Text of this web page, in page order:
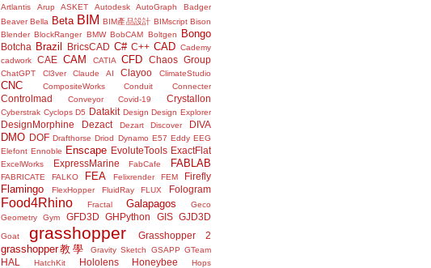
Artlantis Arup ASKET Autodesk AutoGraph
Badger
Beaver Bella Beta BIM BIM產品設計 BIMscript Bison
Blender BlockRanger BMW BobCAM Boltgen Bongo
Botcha Brazil BricsCAD C# C++ CAD Cademy
cadwork
CAE CAM CATIA CFD Chaos Group
ChatGPT Cl3ver Claude AI Clayoo ClimateStudio
CNC CompositeWorks Conduit Connecter
Controlmad Conveyor Covid-19 Crystallon
Cyberstrak Cyclops D5 Datakit Design Design Explorer
DesignMorphine Dezact Dezart Discover DIVA
DMO DOF Drafthorse Driod Dynamo E57 Eddy EEG
Elefont Ennoble Enscape EvoluteTools ExactFlat
ExcelWorks ExpressMarine FabCafe FABLAB
FABRICATE FALKO FEA Felixrender FEM Firefly
Flamingo FlexHopper FluidRay FLUX Fologram
Food4Rhino Fractal Galapagos
Geco
Geometry Gym
GFD3D GHPython GIS GJD3D
Goat grasshopper Grasshopper 2
grasshopper教學 Gravity Sketch GSAPP GTeam
HAL HatchKit Hololens Honeybee
Hops